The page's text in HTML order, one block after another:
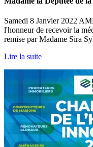
Samedi 8 Janvier 2022
l'honneur de recevoir la
remise par Madame Sira
Lire la suite